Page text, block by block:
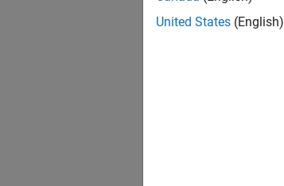
United States (English)